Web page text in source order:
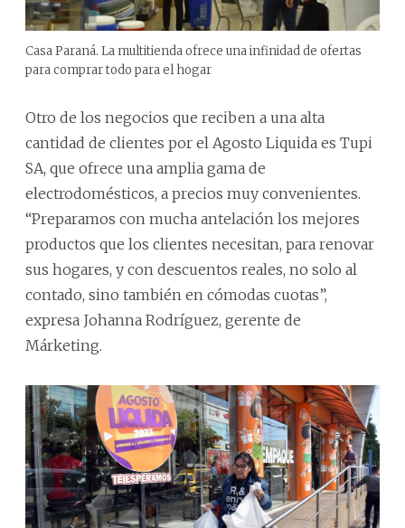
Casa Paraná. La multitienda ofrece una infinidad de ofertas
para comprar todo para el hogar
Otro de los negocios que reciben a una alta
cantidad de clientes por el Agosto Liquida es Tupi
SA, que ofrece una amplia gama de
electrodomésticos, a precios muy convenientes.
“Preparamos con mucha antelación los mejores
productos que los clientes necesitan, para renovar
sus hogares, y con descuentos reales, no solo al
contado, sino también en cómodas cuotas”,
expresa Johanna Rodríguez, gerente de
Márketing.